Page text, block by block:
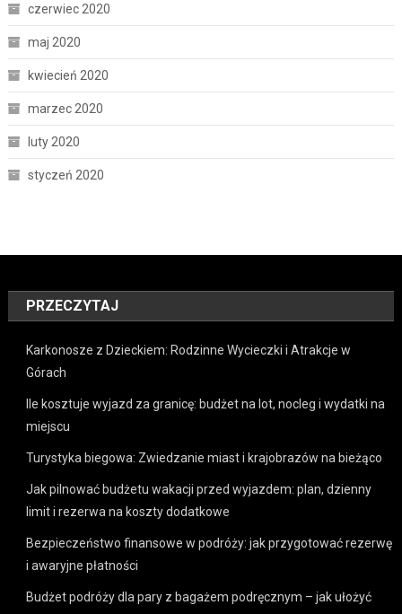
czerwiec 2020
maj 2020
kwiecień 2020
marzec 2020
luty 2020
styczeń 2020
PRZECZYTAJ
Karkonosze z Dzieckiem: Rodzinne Wycieczki i Atrakcje w
Górach
Ile kosztuje wyjazd za granicę: budżet na lot, nocleg i wydatki na
miejscu
Turystyka biegowa: Zwiedzanie miast i krajobrazów na bieżąco
Jak pilnować budżetu wakacji przed wyjazdem: plan, dzienny
limit i rezerwa na koszty dodatkowe
Bezpieczeństwo finansowe w podróży: jak przygotować rezerwę
i awaryjne płatności
Budżet podróży dla pary z bagażem podręcznym – jak ułożyć